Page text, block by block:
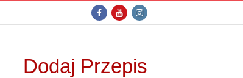
Dodaj Przepis